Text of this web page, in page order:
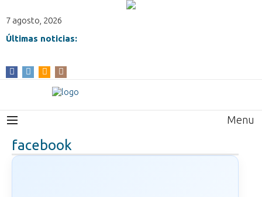
7 agosto, 2026
Últimas noticias:
Menu
facebook